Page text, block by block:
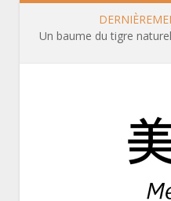
Un baume du tigre